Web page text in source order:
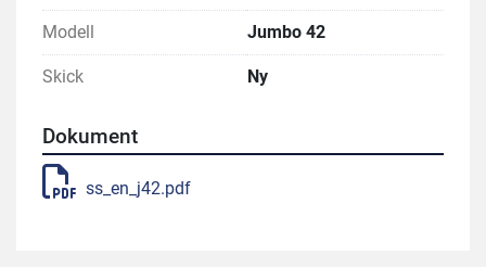
Modell Jumbo 42
Skick Ny
Dokument
ss_en_j42.pdf